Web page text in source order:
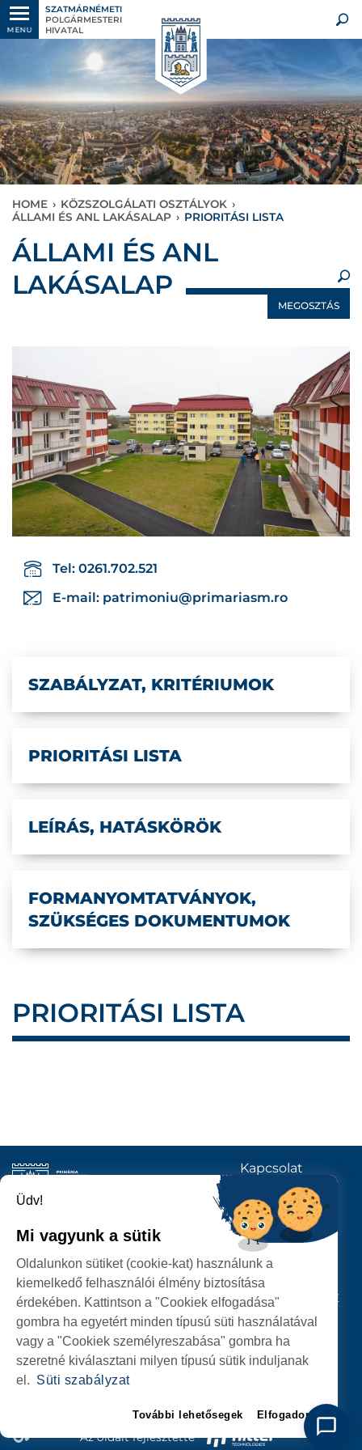
MENU
SZATMÁRNÉMETI
POLGÁRMESTERI
HIVATAL
HOME › KÖZSZOLGÁLATI OSZTÁLYOK ›
ÁLLAMI ÉS ANL LAKÁSALAP › PRIORITÁSI LISTA
ÁLLAMI ÉS ANL
LAKÁSALAP
MEGOSZTÁS
Tel: 0261.702.521
E-mail: patrimoniu@primariasm.ro
SZABÁLYZAT, KRITÉRIUMOK
PRIORITÁSI LISTA
LEÍRÁS, HATÁSKÖRÖK
FORMANYOMTATVÁNYOK,
SZÜKSÉGES DOKUMENTUMOK
PRIORITÁSI LISTA
SZEMÉLYES ADATOK VÉDELME
Az oldalt fejlesztette
SZATMÁRNÉMETI
POLGÁRMESTERI HIVATAL
P-ȚA 25 OCTOMBRIE, NR. 1 CORP M, 440026 SATU MARE
Kapcsolat
KÖVESSENEK
Üdv!
Mi vagyunk a sütik
Oldalunkon sütiket (cookie-kat) használunk a
kiemelkedő felhasználói élmény biztosítása
érdekében. Kattintson a "Cookiek elfogadása"
gombra ha egyetért minden típusú süti használatával
vagy a "Cookiek személyreszabása" gombra ha
szeretné kiválasztani milyen típusú sütik induljanak
el. Süti szabályzat
További lehetősegek Elfogadom